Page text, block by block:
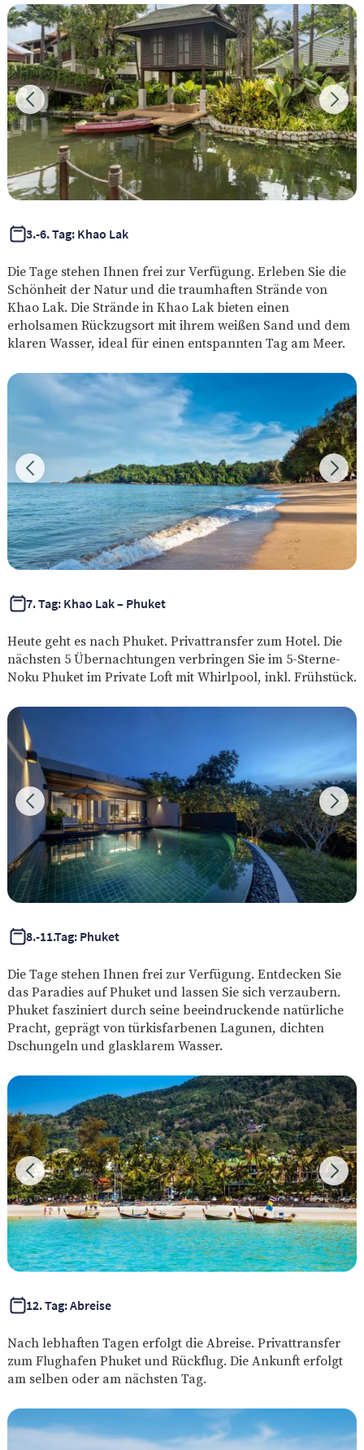
3.-6. Tag: Khao Lak
Die Tage stehen Ihnen frei zur Verfügung. Erleben Sie die
Schönheit der Natur und die traumhaften Strände von
Khao Lak. Die Strände in Khao Lak bieten einen
erholsamen Rückzugsort mit ihrem weißen Sand und dem
klaren Wasser, ideal für einen entspannten Tag am Meer.
7. Tag: Khao Lak – Phuket
Heute geht es nach Phuket. Privattransfer zum Hotel. Die
nächsten 5 Übernachtungen verbringen Sie im 5-Sterne-
Noku Phuket im Private Loft mit Whirlpool, inkl. Frühstück.
8.-11.Tag: Phuket
Die Tage stehen Ihnen frei zur Verfügung. Entdecken Sie
das Paradies auf Phuket und lassen Sie sich verzaubern.
Phuket fasziniert durch seine beeindruckende natürliche
Pracht, geprägt von türkisfarbenen Lagunen, dichten
Dschungeln und glasklarem Wasser.
12. Tag: Abreise
Nach lebhaften Tagen erfolgt die Abreise. Privattransfer
zum Flughafen Phuket und Rückflug. Die Ankunft erfolgt
am selben oder am nächsten Tag.